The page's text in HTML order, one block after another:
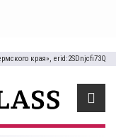
края», erid:2SDnjcfi73Q